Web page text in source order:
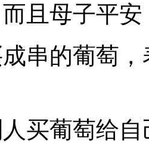
且母子平
串的葡萄
买葡萄给